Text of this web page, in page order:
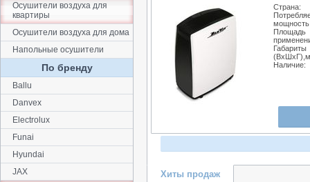
Страна:
Площадь
Габариты
Наличие:
Хиты продаж
Осушители воздуха для
квартиры
Осушители воздуха для дома
Напольные осушители
По бренду
Ballu
Danvex
Electrolux
Funai
Hyundai
JAX